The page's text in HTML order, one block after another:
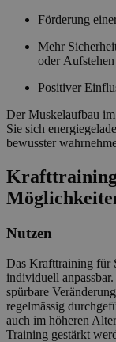
Förderung
Mehr
oder Aufstehen
Positiver
Der Muskelaufbau im
Sie sich
bewusster
Krafttraining
Nutzen
Das Krafttraining für
individuell
spürbare
regelmässig
auch im höheren
Training gestärkt